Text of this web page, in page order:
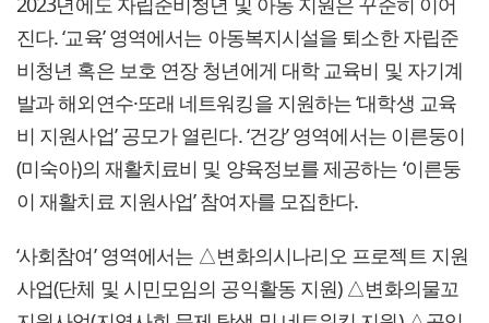
진다. ‘교육’ 영역에서는 아동복지시설을 퇴소한 자립준
비청년 혹은 보호 연장 청년에게 대학 교육비 및 자기계
발과 해외연수·또래 네트워킹을 지원하는 ‘대학생 교육
비 지원사업’ 공모가 열린다. ‘건강’ 영역에서는 이른둥이
(미숙아)의 재활치료비 및 양육정보를 제공하는 ‘이른둥
이 재활치료 지원사업’ 참여자를 모집한다.
‘사회참여’ 영역에서는 △변화의시나리오 프로젝트 지원
사업(단체 및 시민모임의 공익활동 지원) △변화의물꼬